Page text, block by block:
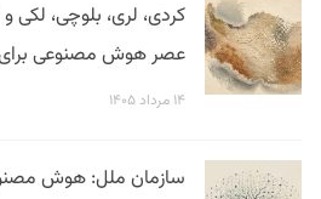
کردی، لری، بلوچی، لکی
عصر هوش مصنوعی برای
۱۴ مرداد ۱۴۰۵
سازمان ملل: هوش